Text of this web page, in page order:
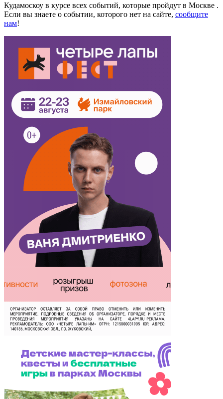
Кудамоскоу в курсе всех событий, которые пройдут в Москве .
Если вы знаете о событии, которого нет на сайте, сообщите
нам!